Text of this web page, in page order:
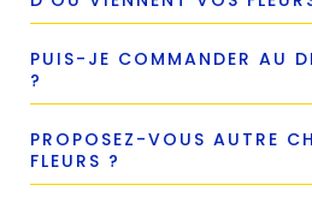
PUIS-JE COMMANDER AU
?
PROPOSEZ-VOUS AUTRE
FLEURS ?